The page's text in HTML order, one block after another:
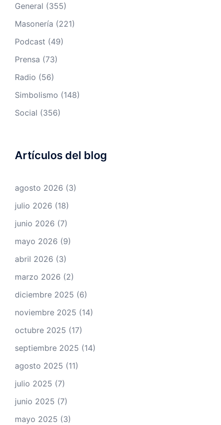
General (355)
Masonería (221)
Podcast (49)
Prensa (73)
Radio (56)
Simbolismo (148)
Social (356)
Artículos del blog
agosto 2026 (3)
julio 2026 (18)
junio 2026 (7)
mayo 2026 (9)
abril 2026 (3)
marzo 2026 (2)
diciembre 2025 (6)
noviembre 2025 (14)
octubre 2025 (17)
septiembre 2025 (14)
agosto 2025 (11)
julio 2025 (7)
junio 2025 (7)
mayo 2025 (3)